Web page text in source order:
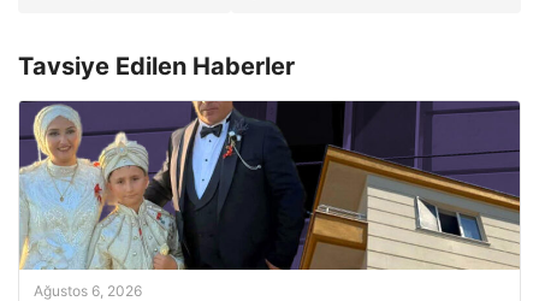
Tavsiye Edilen Haberler
Ağustos 6, 2026